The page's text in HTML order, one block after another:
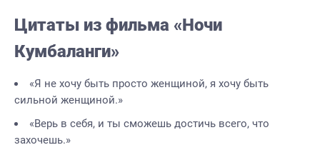
Цитаты из фильма «Ночи
Кумбаланги»
«Я не хочу быть просто женщиной, я хочу быть
сильной женщиной.»
«Верь в себя, и ты сможешь достичь всего, что
захочешь.»